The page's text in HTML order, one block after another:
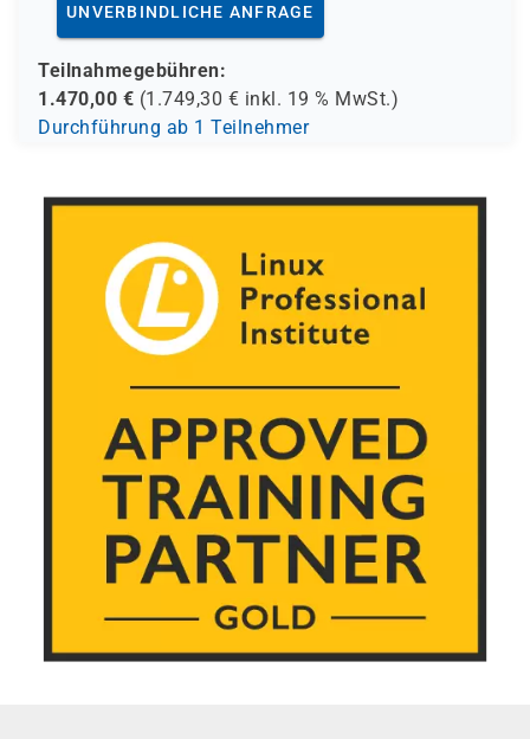
UNVERBINDLICHE ANFRAGE
Teilnahmegebühren:
1.470,00 € (1.749,30 € inkl. 19 % MwSt.)
Durchführung ab 1 Teilnehmer